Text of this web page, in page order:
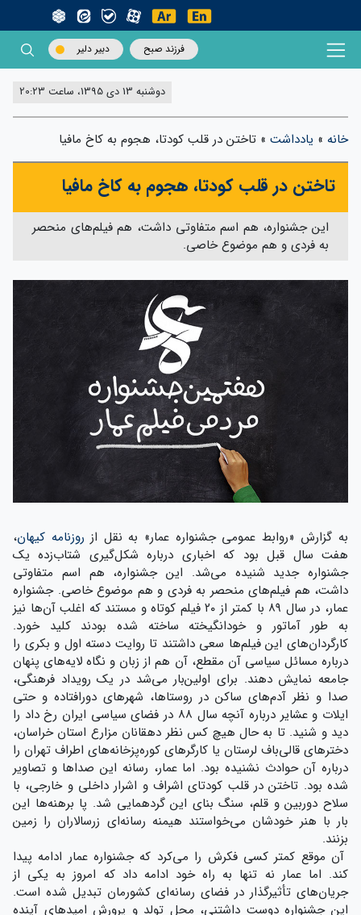
فرزند صبح دبیر دلیر
دوشنبه 13 دی 1395، ساعت 20:23
خانه » یادداشت » تاختن در قلب کودتا‌، هجوم به کاخ مافیا
تاختن در قلب کودتا‌، هجوم به کاخ مافیا
این جشنواره، هم اسم متفاوتی داشت، هم فیلم‌های منحصر
به فردی و هم موضوع خاصی.
به گزارش «روابط عمومی جشنواره عمار» به نقل از روزنامه کیهان،
هفت سال قبل بود که اخباری درباره شکل‌گیری شتاب‌زده یک
جشنواره جدید شنیده می‌شد. این جشنواره، هم اسم متفاوتی
داشت، هم فیلم‌های منحصر به فردی و هم موضوع خاصی. جشنواره
عمار، در سال ۸۹ با کمتر از ۲۰ فیلم کوتاه و مستند که اغلب آن‌ها نیز
به طور آماتور و خودانگیخته ساخته شده بودند کلید خورد.
کارگردان‌های این فیلم‌ها سعی داشتند تا روایت دسته اول و بکری را
درباره مسائل سیاسی آن مقطع، آن هم از زبان و نگاه لایه‌های پنهان
جامعه نمایش دهند. برای اولین‌بار می‌شد در یک رویداد فرهنگی،
صدا و نظر آدم‌های ساکن در روستاها، شهرهای دورافتاده و حتی
ایلات و عشایر درباره آنچه سال ۸۸ در فضای سیاسی ایران رخ داد را
دید و شنید. تا به حال هیچ کس نظر دهقانان مزارع استان خراسان،
دخترهای قالی‌باف لرستان یا کارگرهای کوره‌پز‌خانه‌های اطراف تهران را
درباره آن حوادث نشنیده بود. اما عمار، رسانه این صداها و تصاویر
شده بود. تاختن در قلب کودتای اشراف و اشرار داخلی و خارجی، با
سلاح دوربین و قلم، سنگ بنای این گردهمایی شد. پا برهنه‌ها این
بار با هنر خودشان می‌خواستند هیمنه رسانه‌ای زرسالاران را زمین
بزنند.
آن موقع کمتر کسی فکرش را می‌کرد که جشنواره عمار ادامه پیدا
کند. اما عمار نه تنها به راه خود ادامه داد که امروز به یکی از
جریان‌های تأثیرگذار در فضای رسانه‌ای کشورمان تبدیل شده است.
این جشنواره دوست داشتنی، محل تولد و پرورش امیدهای آینده